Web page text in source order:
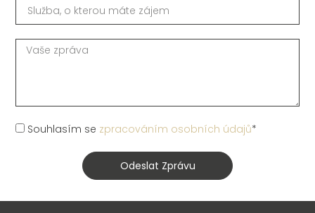
Souhlasím se zpracováním osobních údajů*
Odeslat Zprávu